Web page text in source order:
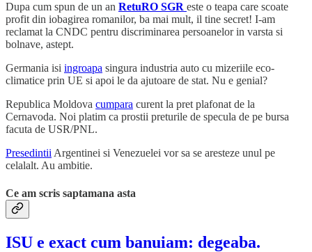
Dupa cum spun de un an RetuRO SGR este o teapa care scoate
profit din iobagirea romanilor, ba mai mult, il tine secret! I-am
reclamat la CNDC pentru discriminarea persoanelor in varsta si
bolnave, astept.
Germania isi ingroapa singura industria auto cu mizeriile eco-
climatice prin UE si apoi le da ajutoare de stat. Nu e genial?
Republica Moldova cumpara curent la pret plafonat de la
Cernavoda. Noi platim ca prostii preturile de specula de pe bursa
facuta de USR/PNL.
PresedintiiArgentinei si Venezuelei vor sa se aresteze unul pe
celalalt. Au ambitie.
Ce am scris saptamana asta
ISU e exact cum banuiam: degeaba.